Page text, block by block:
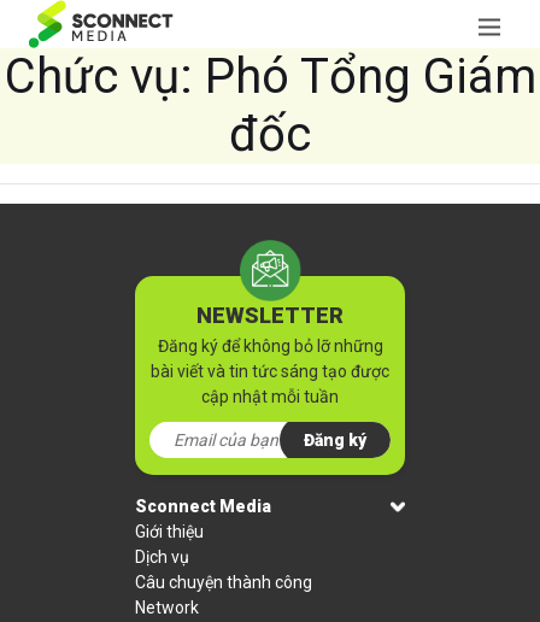
Chức vụ: Phó Tổng Giám
đốc
NEWSLETTER
Đăng ký để không bỏ lỡ những
bài viết và tin tức sáng tạo được
cập nhật mỗi tuần
Đăng ký
Sconnect Media
Giới thiệu
Dịch vụ
Câu chuyện thành công
Network